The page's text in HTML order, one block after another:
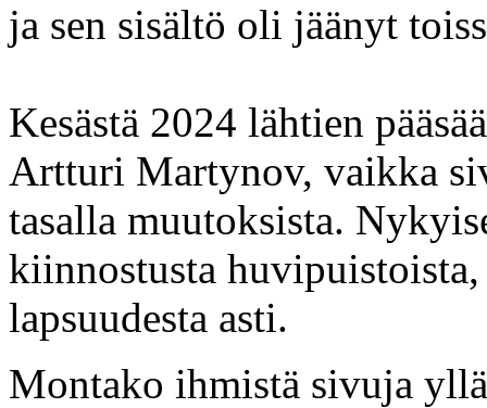
ja sen sisältö oli jäänyt
Kesästä 2024 lähtien
Artturi Martynov, vaikka
tasalla muutoksista.
kiinnostusta
lapsuudesta asti.
Montako ihmistä sivuja